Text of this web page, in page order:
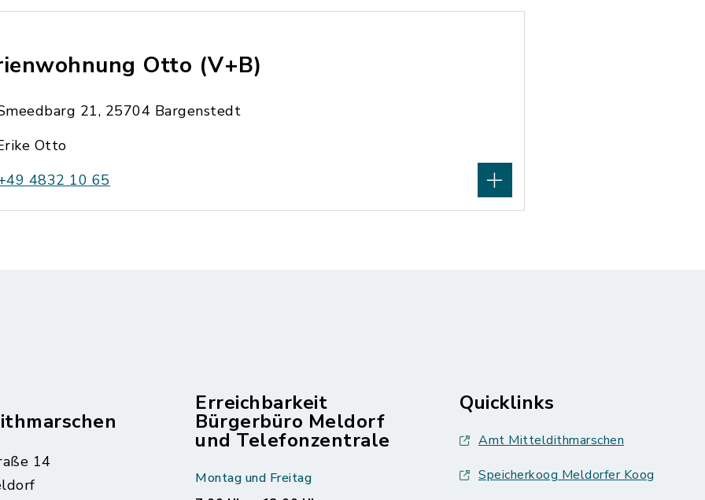
Otto (V+B)
21, 25704 Bargenstedt
Otto
4832 10 65
14
Erreichbarkeit
Bürgerbüro Meldorf
und Telefonzentrale
Montag und Freitag
Quicklinks
Amt Mitteldithmarschen
Speicherkoog Meldorfer Koog